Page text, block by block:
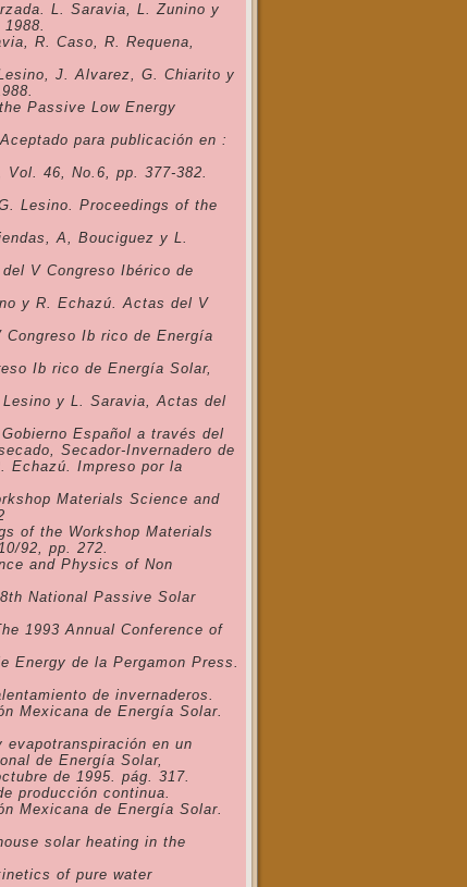
L. Saravia, L. Zunino y
R. Caso, R. Requena,
J. Alvarez, G. Chiarito y
Passive Low Energy
para publicación en :
46, No.6, pp. 377-382.
Lesino. Proceedings of the
A, Bouciguez y L.
V Congreso Ibérico de
y R. Echazú. Actas del V
Ib rico de Energía
Ib rico de Energía Solar,
y L. Saravia, Actas del
Español a través del
Secador-Invernadero de
Echazú. Impreso por la
Materials Science and
of the Workshop Materials
92, pp. 272.
and Physics of Non
National Passive Solar
1993 Annual Conference of
Energy de la Pergamon Press.
de invernaderos.
Mexicana de Energía Solar.
en un
de Energía Solar,
de 1995. pág. 317.
producción continua.
Mexicana de Energía Solar.
solar heating in the
of pure water